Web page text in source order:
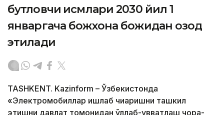
бутловчи қисмлари 2030 йил 1
январгача божхона божидан озод
этилади
TASHKENT. Kazinform – Ўзбекистонда
«Электромобиллар ишлаб чиқаришни ташкил
этишни давлат томонидан қўллаб-қувватлаш чора-